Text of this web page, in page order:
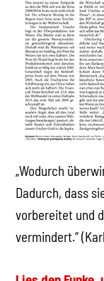
„Wodurch
Dadurch, dass
vorbereitet und
vermindert.“